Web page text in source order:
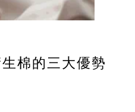
棉的三大優勢